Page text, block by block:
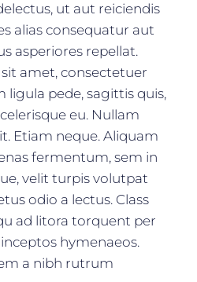
ut aut reiciendis
alias consequatur aut
asperiores repellat.
amet, consectetuer
ligula pede, sagittis quis,
eu. Nullam
Etiam neque. Aliquam
fermentum, sem in
velit turpis volutpat
odio a lectus. Class
ad litora torquent per
hymenaeos.
a nibh rutrum